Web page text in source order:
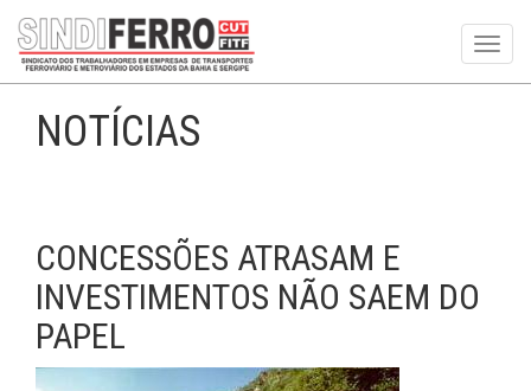
NOTÍCIAS
CONCESSÕES ATRASAM E
INVESTIMENTOS NÃO SAEM DO
PAPEL